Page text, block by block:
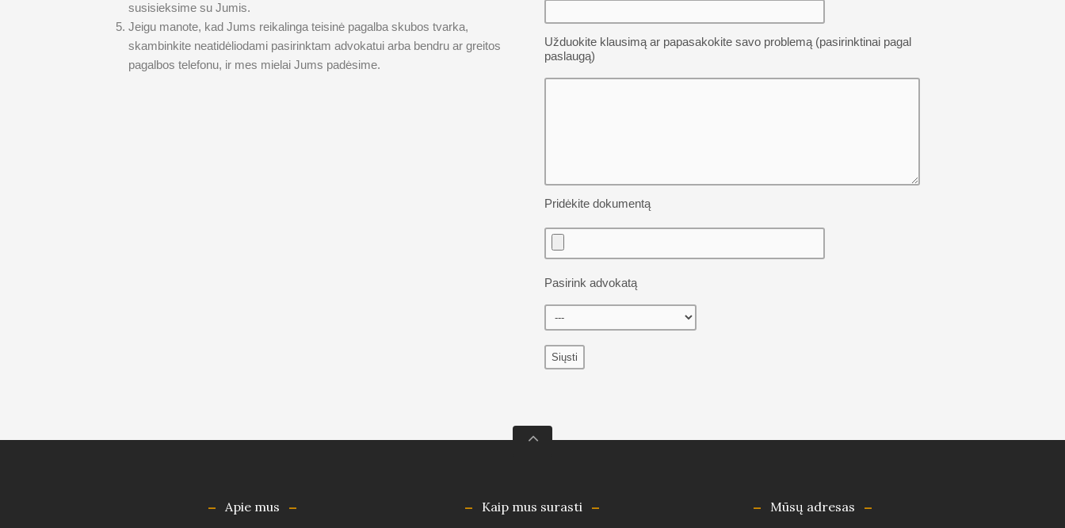
susisieksime su Jumis.
Jeigu manote, kad Jums reikalinga teisinė pagalba skubos tvarka,
skambinkite neatidėliodami pasirinktam advokatui arba bendru ar greitos
pagalbos telefonu, ir mes mielai Jums padėsime.
Užduokite klausimą ar papasakokite savo problemą (pasirinktinai pagal
paslaugą)
Pridėkite dokumentą
Pasirink advokatą
Apie mus Kaip mus surasti Mūsų adresas